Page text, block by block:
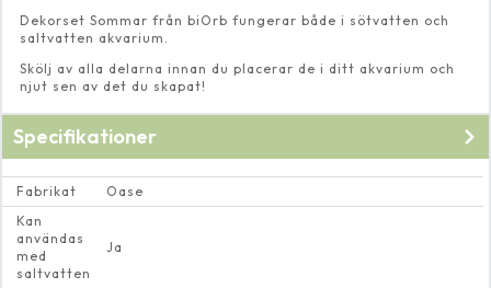
Dekorset Sommar från biOrb fungerar både i sötvatten och
saltvatten akvarium.
Skölj av alla delarna innan du placerar de i ditt akvarium och
njut sen av det du skapat!
Specifikationer
Fabrikat
Oase
Kan
användas
med
saltvatten
Ja